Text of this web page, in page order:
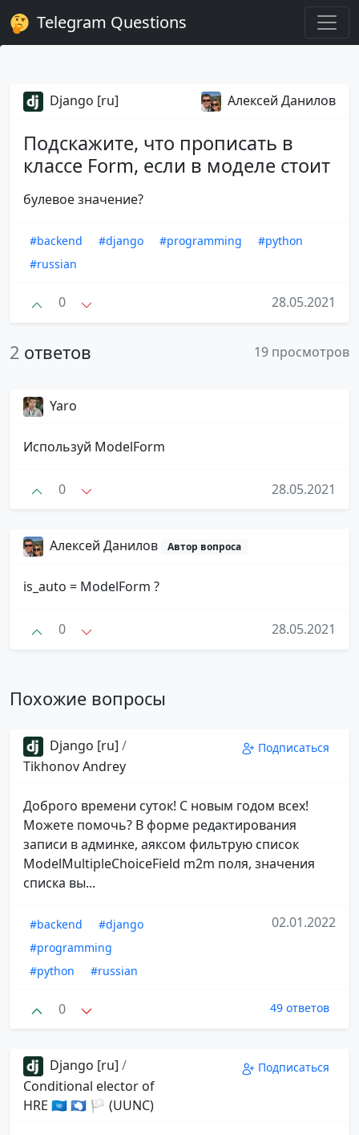
Telegram Questions
Django [ru] Алексей Данилов
Подскажите, что прописать в
классе Form, если в моделе стоит
булевое значение?
#backend #django #programming
#python
#russian
0 28.05.2021
2 ответов 19 просмотров
Yaro
Используй ModelForm
0 28.05.2021
Алексей Данилов Автор вопроса
is_auto = ModelForm ?
0 28.05.2021
Похожие вопросы
Django [ru] /
Tikhonov Andrey
Подписаться
Доброго времени суток! С новым годом всех!
Можете помочь? В форме редактирования
записи в админке, аяксом фильтрую список
ModelMultipleChoiceField m2m поля, значения
списка вы...
#backend
#django
#programming
#python
#russian
02.01.2022
0 49 ответов
Django [ru] /
Conditional elector of
HRE 🇺🇳 🇦🇶 🏳 (UUNC)
Подписаться